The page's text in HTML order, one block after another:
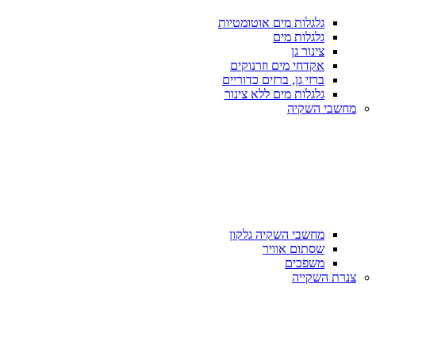
גלגלות מים אוטומטיות
גלגלות מים
צינור גן
אקדחי מים וזרנוקים
ברזי גן, ברזים כדוריים
גלגלות מים ללא צינור
מחשבי השקיה
מחשבי השקיה גלקון
שסתום אוויר
משפכים
צנרת השקייה